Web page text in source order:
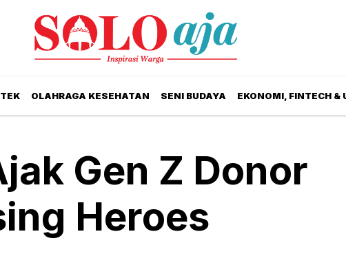
OLAHRAGA KESEHATAN SENI BUDAYA EKONOMI, FINTECH &
Gen Z Donor
Heroes